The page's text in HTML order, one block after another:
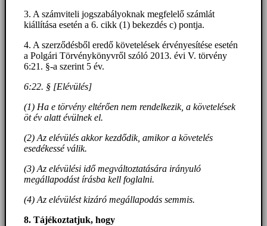
3. A számviteli jogszabályoknak megfelelő számlát
kiállítása esetén a 6. cikk (1) bekezdés c) pontja.
4. A szerződésből eredő követelések érvényesítése esetén
a Polgári Törvénykönyvről szóló 2013. évi V. törvény
6:21. §-a szerint 5 év.
6:22. § [Elévülés]
(1) Ha e törvény eltérően nem rendelkezik, a követelések
öt év alatt évülnek el.
(2) Az elévülés akkor kezdődik, amikor a követelés
esedékessé válik.
(3) Az elévülési idő megváltoztatására irányuló
megállapodást írásba kell foglalni.
(4) Az elévülést kizáró megállapodás semmis.
8. Tájékoztatjuk, hogy